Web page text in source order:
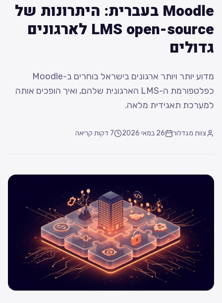
Moodle בעברית: היתרונות של
LMS open-source לארגונים
גדולים
מדוע יותר ויותר ארגונים בישראל בוחרים ב-Moodle
כפלטפורמת ה-LMS הארגונית שלהם, ואיך הופכים אותה
למערכת תאגידית מלאה.
צוות מגדלור 26 במאי 2026 7 דקות קריאה